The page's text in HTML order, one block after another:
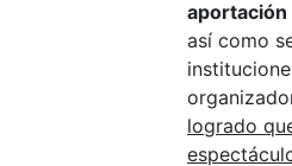
así como
logrado